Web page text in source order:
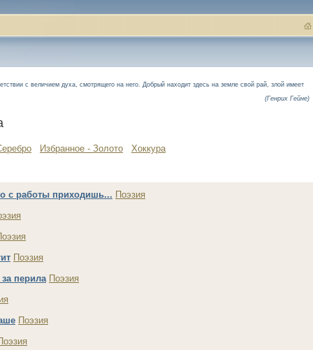
с величием духа, смотрящего на него. Добрый находит здесь на земле свой рай, злой имеет
(Генрих Гейне)
Избранное - Золото Хоккура
с работы приходишь... Поэзия
Поэзия
перила Поэзия
Поэзия